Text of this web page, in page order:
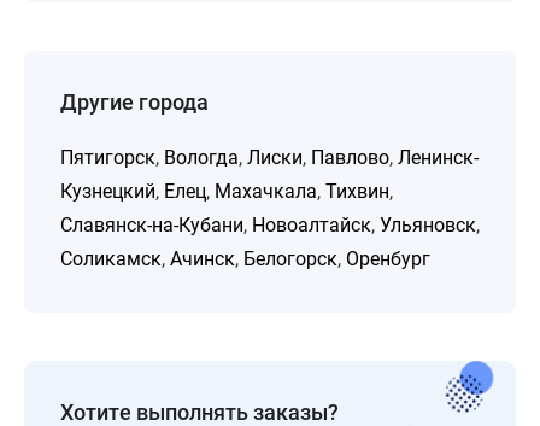
Другие города
Пятигорск, Вологда, Лиски, Павлово, Ленинск-
Кузнецкий, Елец, Махачкала, Тихвин,
Славянск-на-Кубани, Новоалтайск, Ульяновск,
Соликамск, Ачинск, Белогорск, Оренбург
Хотите выполнять заказы?